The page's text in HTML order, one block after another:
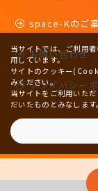
space-Kのご
お問い合わせ
プライバシー
当サイトでは、ご利用
用しています。
サイトのクッキー
みください。
当サイトをご利用いた
だいたものとみなします